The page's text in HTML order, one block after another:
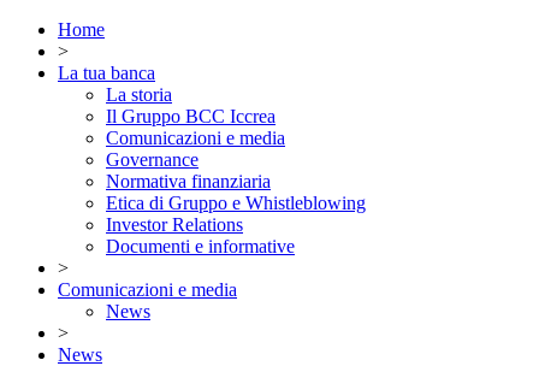
Home
>
La tua banca
La storia
Il Gruppo BCC Iccrea
Comunicazioni e media
Governance
Normativa finanziaria
Etica di Gruppo e Whistleblowing
Investor Relations
Documenti e informative
>
Comunicazioni e media
News
>
News